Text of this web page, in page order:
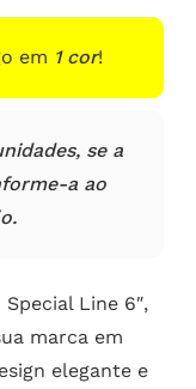
em 1 cor!
se a
a ao
Line 6″,
marca em
elegante e